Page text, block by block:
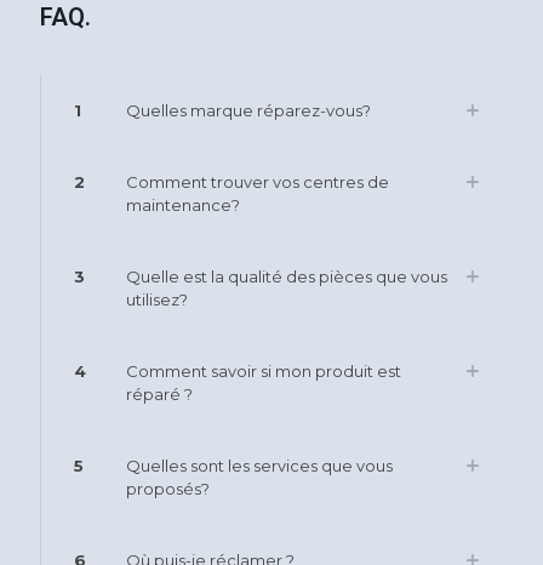
FAQ.
1 Quelles marque réparez-vous?
2
Comment trouver vos centres de
maintenance?
3
Quelle est la qualité des pièces que vous
utilisez?
4
Comment savoir si mon produit est
réparé ?
5
Quelles sont les services que vous
proposés?
6 Où puis-je réclamer ?